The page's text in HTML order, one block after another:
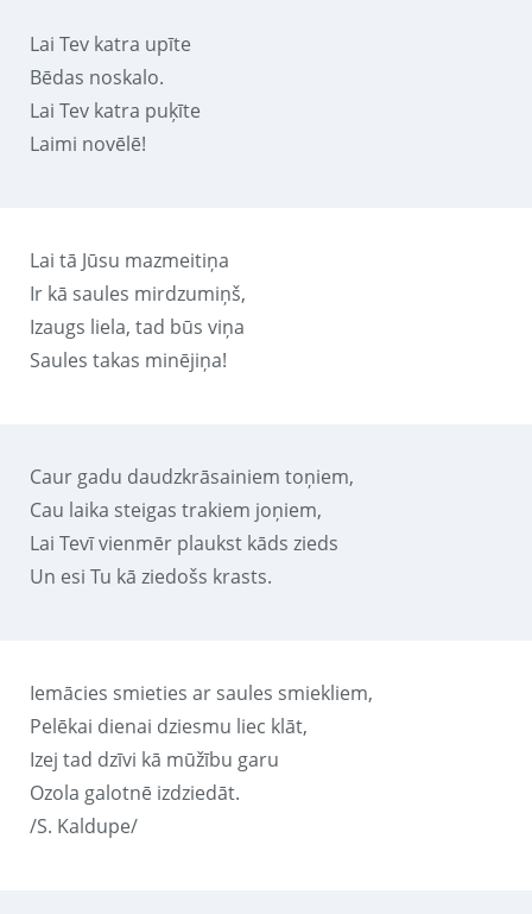
Lai Tev katra upīte
Bēdas noskalo.
Lai Tev katra puķīte
Laimi novēlē!
Lai tā Jūsu mazmeitiņa
Ir kā saules mirdzumiņš,
Izaugs liela, tad būs viņa
Saules takas minējiņa!
Caur gadu daudzkrāsainiem toņiem,
Cau laika steigas trakiem joņiem,
Lai Tevī vienmēr plaukst kāds zieds
Un esi Tu kā ziedošs krasts.
Iemācies smieties ar saules smiekliem,
Pelēkai dienai dziesmu liec klāt,
Izej tad dzīvi kā mūžību garu
Ozola galotnē izdziedāt.
/S. Kaldupe/